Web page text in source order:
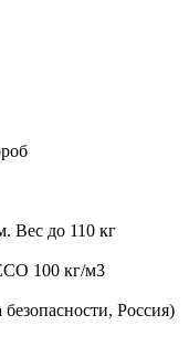
Вес до 110 кг
100 кг/м3
Россия)